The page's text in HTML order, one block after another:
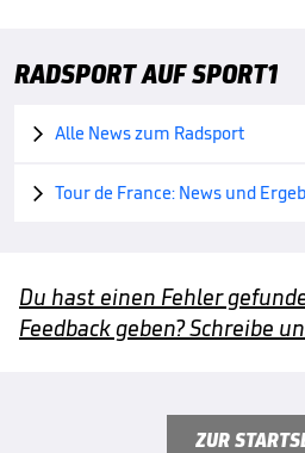
RADSPORT AUF SPORT1
 Alle News zum Radsport
 Tour de France: News und
Du hast einen Fehler
Feedback geben? Schreibe
ZUR